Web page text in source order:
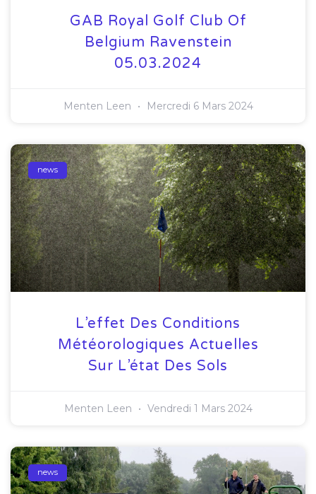
GAB Royal Golf Club Of
Belgium Ravenstein
05.03.2024
Menten Leen Mercredi 6 Mars 2024
news
L’effet Des Conditions
Météorologiques Actuelles
Sur L’état Des Sols
Menten Leen Vendredi 1 Mars 2024
news